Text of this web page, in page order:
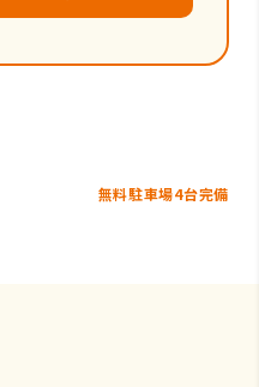
無料駐車場4台完備